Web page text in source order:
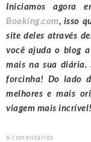
Iniciamos agora
Booking.com, isso
site deles através
você ajuda o blog
mais na sua diária.
forcinha! Do lado
melhores e mais
viagem mais
6 comentários